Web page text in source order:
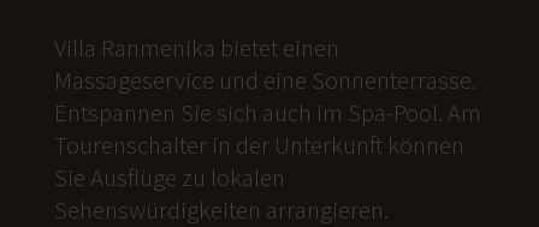
Villa Ranmenika bietet einen
Massageservice und eine Sonnenterrasse.
Entspannen Sie sich auch im Spa-Pool. Am
Tourenschalter in der Unterkunft können
Sie Ausflüge zu lokalen
Sehenswürdigkeiten arrangieren.